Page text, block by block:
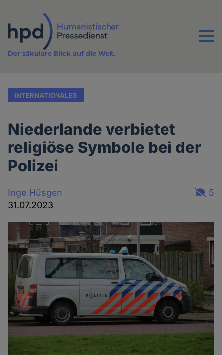
Inhalt
Menu
Der säkulare Blick auf die Welt.
INTERNATIONALES
Niederlande verbietet
religiöse Symbole bei der
Polizei
Inge Hüsgen
31.07.2023
5